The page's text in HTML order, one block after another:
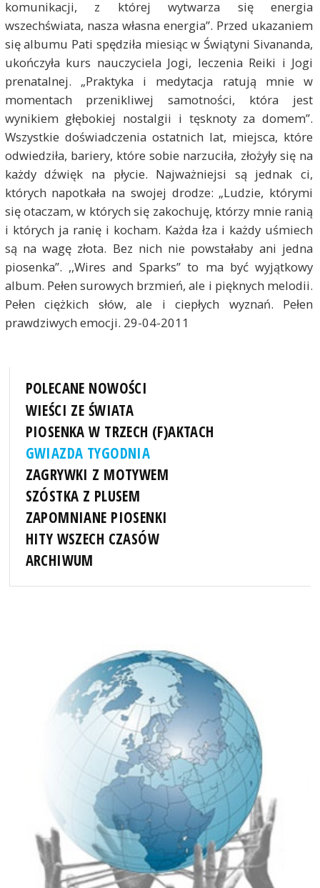
komunikacji, z której wytwarza się energia
wszechświata, nasza własna energia”. Przed ukazaniem
się albumu Pati spędziła miesiąc w Świątyni Sivananda,
ukończyła kurs nauczyciela Jogi, leczenia Reiki i Jogi
prenatalnej. „Praktyka i medytacja ratują mnie w
momentach przenikliwej samotności, która jest
wynikiem głębokiej nostalgii i tęsknoty za domem”.
Wszystkie doświadczenia ostatnich lat, miejsca, które
odwiedziła, bariery, które sobie narzuciła, złożyły się na
każdy dźwięk na płycie. Najważniejsi są jednak ci,
których napotkała na swojej drodze: „Ludzie, którymi
się otaczam, w których się zakochuję, którzy mnie ranią
i których ja ranię i kocham. Każda łza i każdy uśmiech
są na wagę złota. Bez nich nie powstałaby ani jedna
piosenka”. ,,Wires and Sparks” to ma być wyjątkowy
album. Pełen surowych brzmień, ale i pięknych melodii.
Pełen ciężkich słów, ale i ciepłych wyznań. Pełen
prawdziwych emocji. 29-04-2011
POLECANE NOWOŚCI
WIEŚCI ZE ŚWIATA
PIOSENKA W TRZECH (F)AKTACH
GWIAZDA TYGODNIA
ZAGRYWKI Z MOTYWEM
SZÓSTKA Z PLUSEM
ZAPOMNIANE PIOSENKI
HITY WSZECH CZASÓW
ARCHIWUM